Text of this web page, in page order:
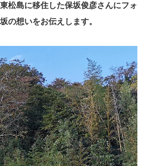
松島に移住した保坂俊彦さんにフォ
の想いをお伝えします。